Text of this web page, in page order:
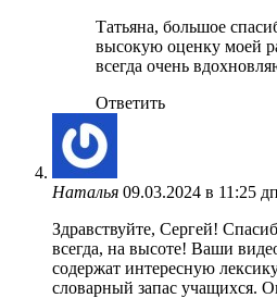
Татьяна, большое
высокую оценку моей
всегда очень
Ответить
Наталья 09.03.2024 в 11:25 дп
Здравствуйте, Сергей!
всегда, на высоте! Ваши
содержат интересную
словарный запас учащихся.